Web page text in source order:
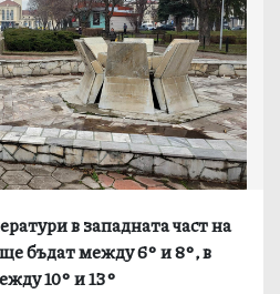
в западната част на
бъдат между 6° и 8°, в
10° и 13°